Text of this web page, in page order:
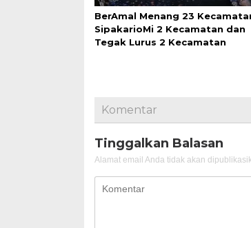
BerAmal Menang 23
SipakarioMi 2 Kecamatan dan
Tegak Lurus 2 Kecamatan
Komentar
Tinggalkan Balasan
Alamat email Anda tidak akan